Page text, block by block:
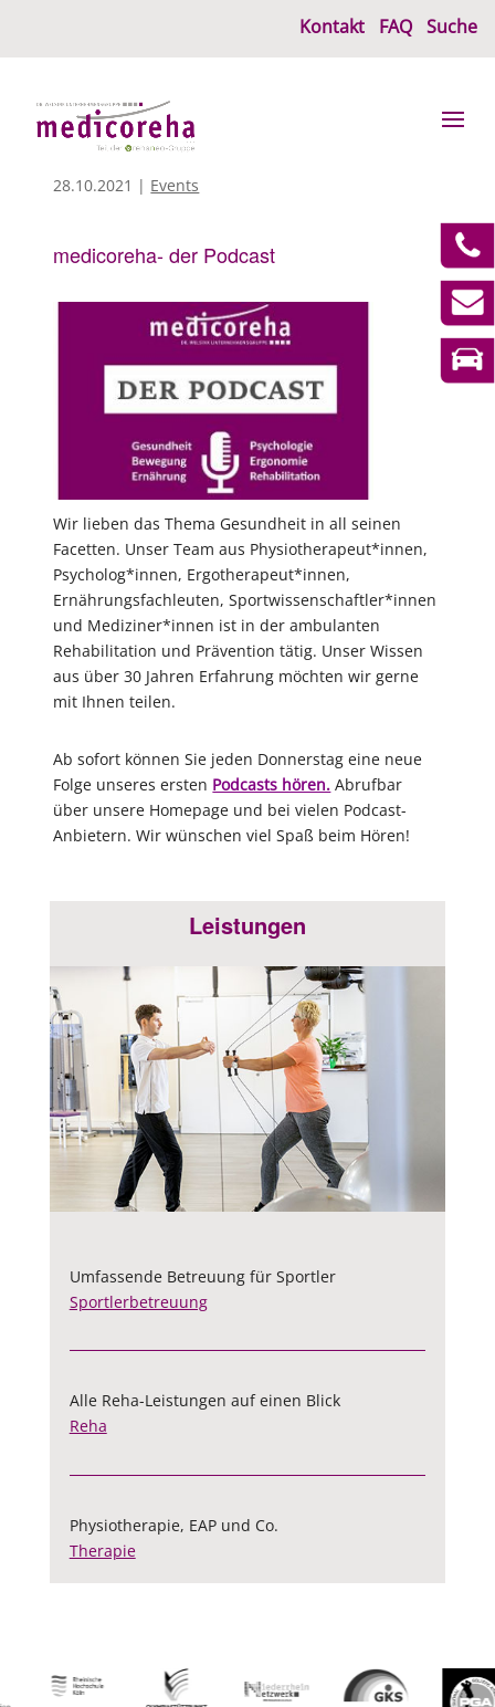
Kontakt FAQ Suche
28.10.2021 | Events
medicoreha- der Podcast
Wir lieben das Thema Gesundheit in all seinen
Facetten. Unser Team aus Physiotherapeut*innen,
Psycholog*innen, Ergotherapeut*innen,
Ernährungsfachleuten, Sportwissenschaftler*innen
und Mediziner*innen ist in der ambulanten
Rehabilitation und Prävention tätig. Unser Wissen
aus über 30 Jahren Erfahrung möchten wir gerne
mit Ihnen teilen.
Ab sofort können Sie jeden Donnerstag eine neue
Folge unseres ersten Podcasts hören. Abrufbar
über unsere Homepage und bei vielen Podcast-
Anbietern. Wir wünschen viel Spaß beim Hören!
Leistungen
Umfassende Betreuung für Sportler
Sportlerbetreuung
Alle Reha-Leistungen auf einen Blick
Reha
Physiotherapie, EAP und Co.
Therapie